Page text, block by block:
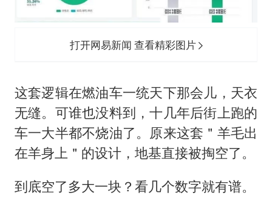
打开网易新闻 查看精彩图片
这套逻辑在燃油车一统天下那会儿，天衣
无缝。可谁也没料到，十几年后街上跑的
车一大半都不烧油了。原来这套＂羊毛出
在羊身上＂的设计，地基直接被掏空了。
到底空了多大一块？看几个数字就有谱。